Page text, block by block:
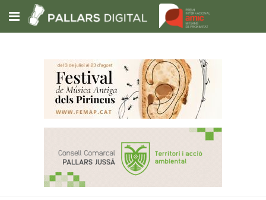
Subscriu-t'hi
Portada